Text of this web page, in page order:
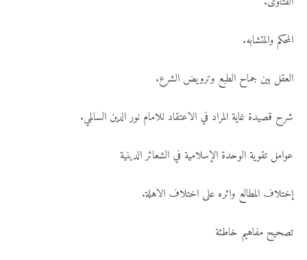
المحكم والمتشابه.
العقل بين جماح الطبع وترويض الشرع.
شرح قصيدة غاية المراد في الاعتقاد للامام نور الدين السالمي.
عوامل تقوية الوحدة الإسلامية في الشعائر الدينية
إختلاف المطالع واثره على اختلاف الاهلة.
تصحيح مفاهيم خاطئة